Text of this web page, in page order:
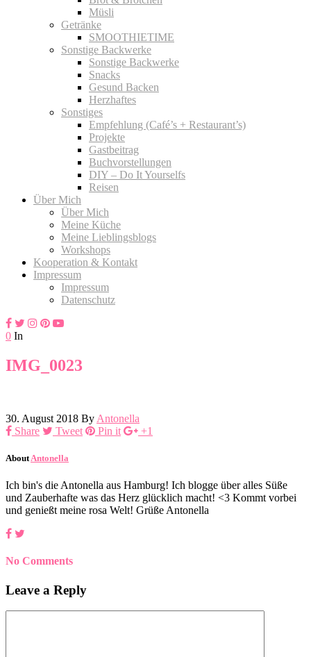
Müsli
Getränke
SMOOTHIETIME
Sonstige Backwerke
Sonstige Backwerke
Snacks
Gesund Backen
Herzhaftes
Sonstiges
Empfehlung (Café’s + Restaurant’s)
Projekte
Gastbeitrag
Buchvorstellungen
DIY – Do It Yourselfs
Reisen
Über Mich
Über Mich
Meine Küche
Meine Lieblingsblogs
Workshops
Kooperation & Kontakt
Impressum
Impressum
Datenschutz
0 In
IMG_0023
30. August 2018 By Antonella
Share
Tweet Pin it +1
About Antonella
Ich bin's die Antonella aus Hamburg! Ich blogge über alles Süße
und Zauberhafte was das Herz glücklich macht! <3 Kommt vorbei
und genießt meine rosa Welt! Grüße Antonella
No Comments
Leave a Reply